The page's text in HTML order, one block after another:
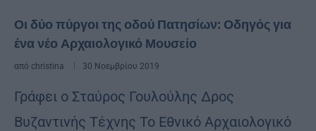
Οι δύο πύργοι της οδού Πατησίων: Οδηγός για
ένα νέο Αρχαιολογικό Μουσείο
από christina 30 Νοεμβρίου 2019
Γράφει ο Σταύρος Γουλούλης Δρος
Βυζαντινής Τέχνης Το Εθνικό Αρχαιολογικό